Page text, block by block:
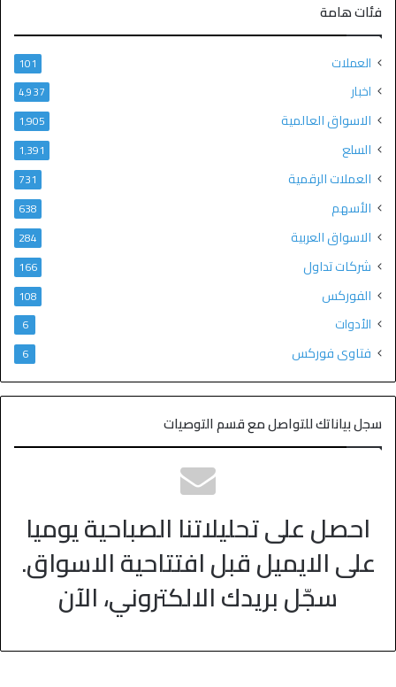
فئات هامة
العملات 101
اخبار 4٬937
الاسواق العالمية 1٬905
السلع 1٬391
العملات الرقمية 731
الأسهم 638
الاسواق العربية 284
شركات تداول 166
الفوركس 108
الأدوات 6
فتاوى فوركس 6
سجل بياناتك للتواصل مع قسم التوصيات
احصل على تحليلاتنا الصباحية يوميا
على الايميل قبل افتتاحية الاسواق.
سجّل بريدك الالكتروني، الآن